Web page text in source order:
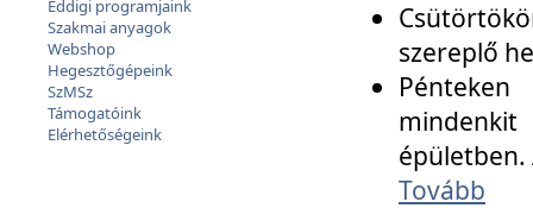
Eddigi programjaink
Szakmai anyagok
Webshop
Hegesztőgépeink
SzMSz
Támogatóink
Elérhetőségeink
szereplő
épületben.
Tovább